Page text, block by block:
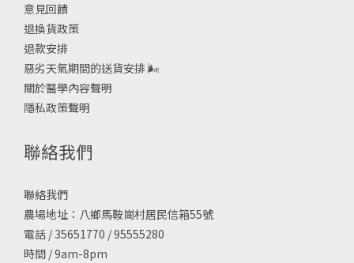
意見回饋
退換貨政策
退款安排
惡劣天氣期間的送貨安排🌬
關於醫學內容聲明
隱私政策聲明
聯絡我們
聯絡我們
農場地址：八鄉馬鞍崗村居民信箱55號
電話 / 35651770 / 95555280
時間 / 9am-8pm